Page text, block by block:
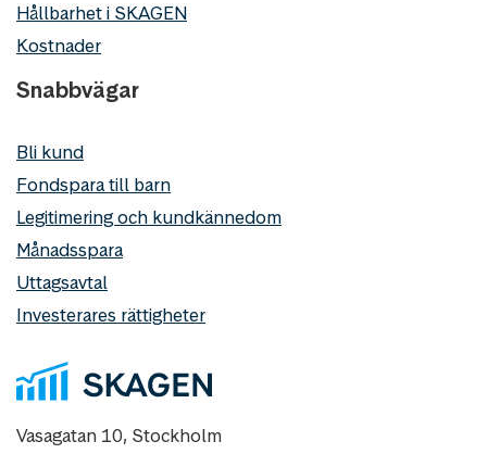
Hållbarhet i SKAGEN
Kostnader
Snabbvägar
Bli kund
Fondspara till barn
Legitimering och kundkännedom
Månadsspara
Uttagsavtal
Investerares rättigheter
Vasagatan 10, Stockholm